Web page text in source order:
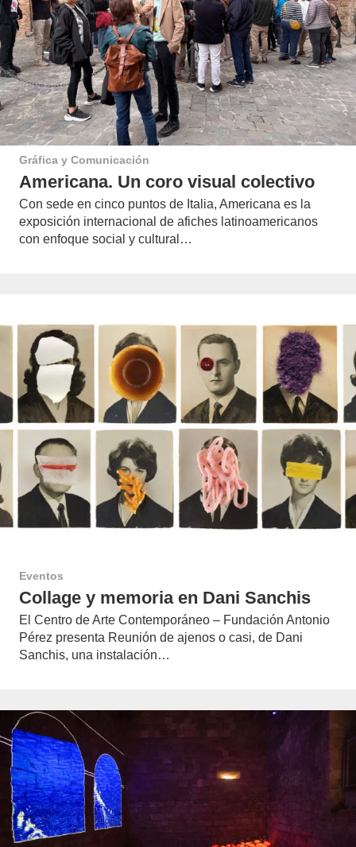
Gráfica y Comunicación
Americana. Un coro visual colectivo
Con sede en cinco puntos de Italia, Americana es la
exposición internacional de afiches latinoamericanos
con enfoque social y cultural…
Eventos
Collage y memoria en Dani Sanchis
El Centro de Arte Contemporáneo – Fundación Antonio
Pérez presenta Reunión de ajenos o casi, de Dani
Sanchis, una instalación…